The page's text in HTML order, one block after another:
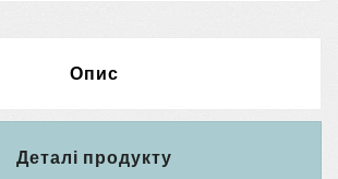
Опис
Деталі продукту